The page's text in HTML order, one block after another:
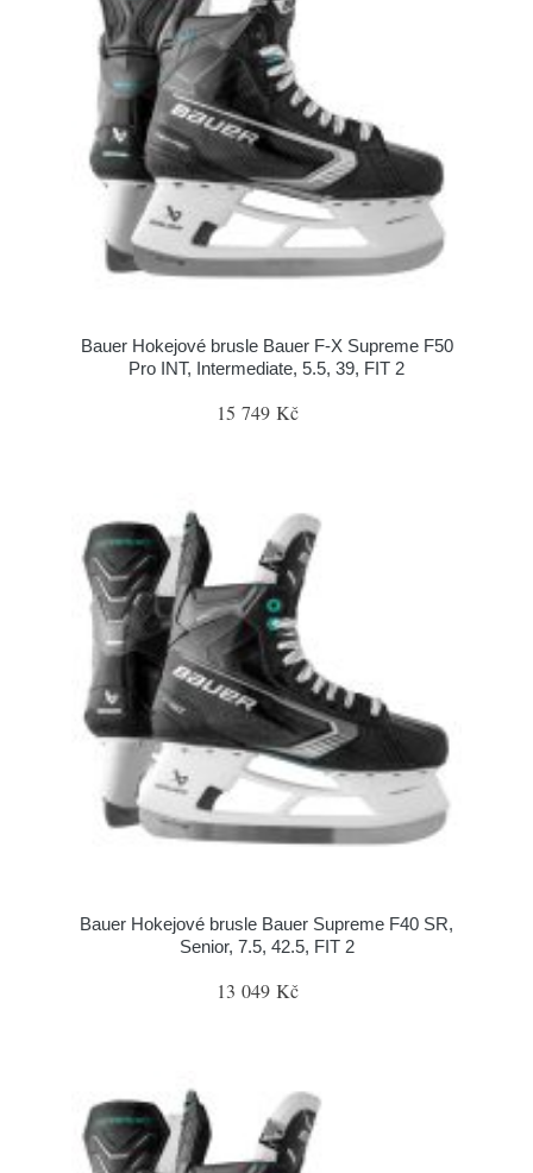
Bauer Hokejové brusle Bauer F-X Supreme F50
Pro INT, Intermediate, 5.5, 39, FIT 2
15 749 Kč
Bauer Hokejové brusle Bauer Supreme F40 SR,
Senior, 7.5, 42.5, FIT 2
13 049 Kč